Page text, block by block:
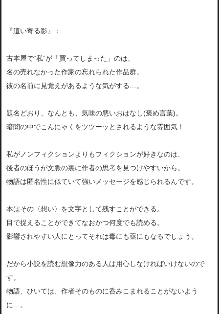
『這い寄る影』：
古本屋で“私”が「買ってしまった」のは、
名の売れなかった作家の忘れられた作品群。
彼の名前に見覚えがあるような気がする…。
題名どおり、なんとも、気味の悪いおはなし(褒め言葉)。
暗闇の中でこんにゃくをツツーッとされるような雰囲気！
私がノンフィクションよりもフィクションが好きなのは、
後者のほうが文脈の裏に作者の思考を見つけやすいから。
物語は匿名性に似ていて強いメッセージを感じられるんです。
本はその〈想い〉を文字として残すことができる。
目で捉えることができてなおかつ何度でも読める。
影響されやすい人にとってそれは毒にも薬にもなるでしょう。
だから小説を読む想像力のある人は用心しなければいけないので
す。
物語、ひいては、作者そのものに呑みこまれることがないよう
に…。